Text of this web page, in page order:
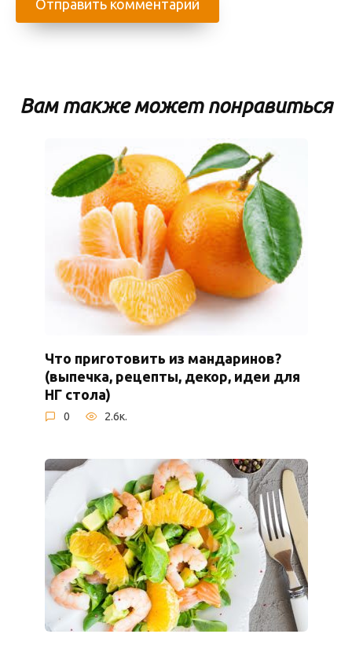
Вам также может понравиться
Что приготовить из мандаринов?
(выпечка, рецепты, декор, идеи для
НГ стола)
0 2.6к.